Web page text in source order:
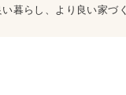
暮らし、より良い家づ